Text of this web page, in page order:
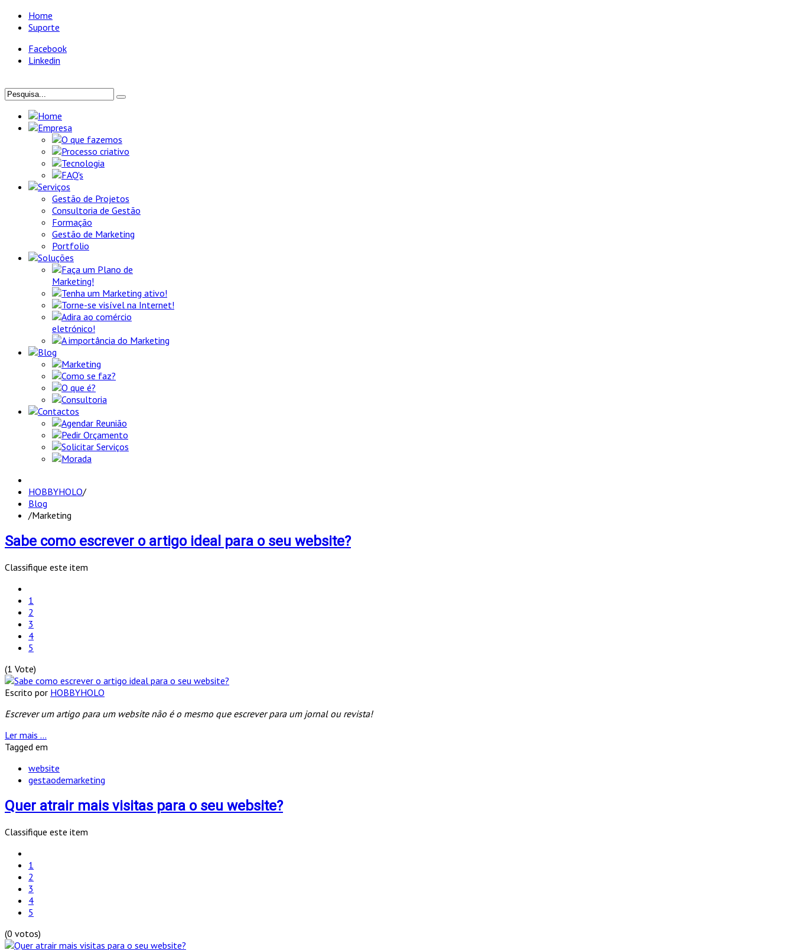
Home
Suporte
Facebook
Linkedin
Home
Empresa
O que fazemos
Processo criativo
Tecnologia
FAQ's
Serviços
Gestão de Projetos
Consultoria de Gestão
Formação
Gestão de Marketing
Portfolio
Soluções
Faça um Plano de
Marketing!
Tenha um Marketing ativo!
Torne-se visível na Internet!
Adira ao comércio
eletrónico!
A importância do Marketing
Blog
Marketing
Como se faz?
O que é?
Consultoria
Contactos
Agendar Reunião
Pedir Orçamento
Solicitar Serviços
Morada
HOBBYHOLO/
Blog
/Marketing
Sabe como escrever o artigo ideal para o seu website?
Classifique este item
1
2
3
4
5
(1 Vote)
Escrito por HOBBYHOLO
Escrever um artigo para um website não é o mesmo que escrever para um jornal ou revista!
Ler mais ...
Tagged em
website
gestaodemarketing
Quer atrair mais visitas para o seu website?
Classifique este item
1
2
3
4
5
(0 votos)